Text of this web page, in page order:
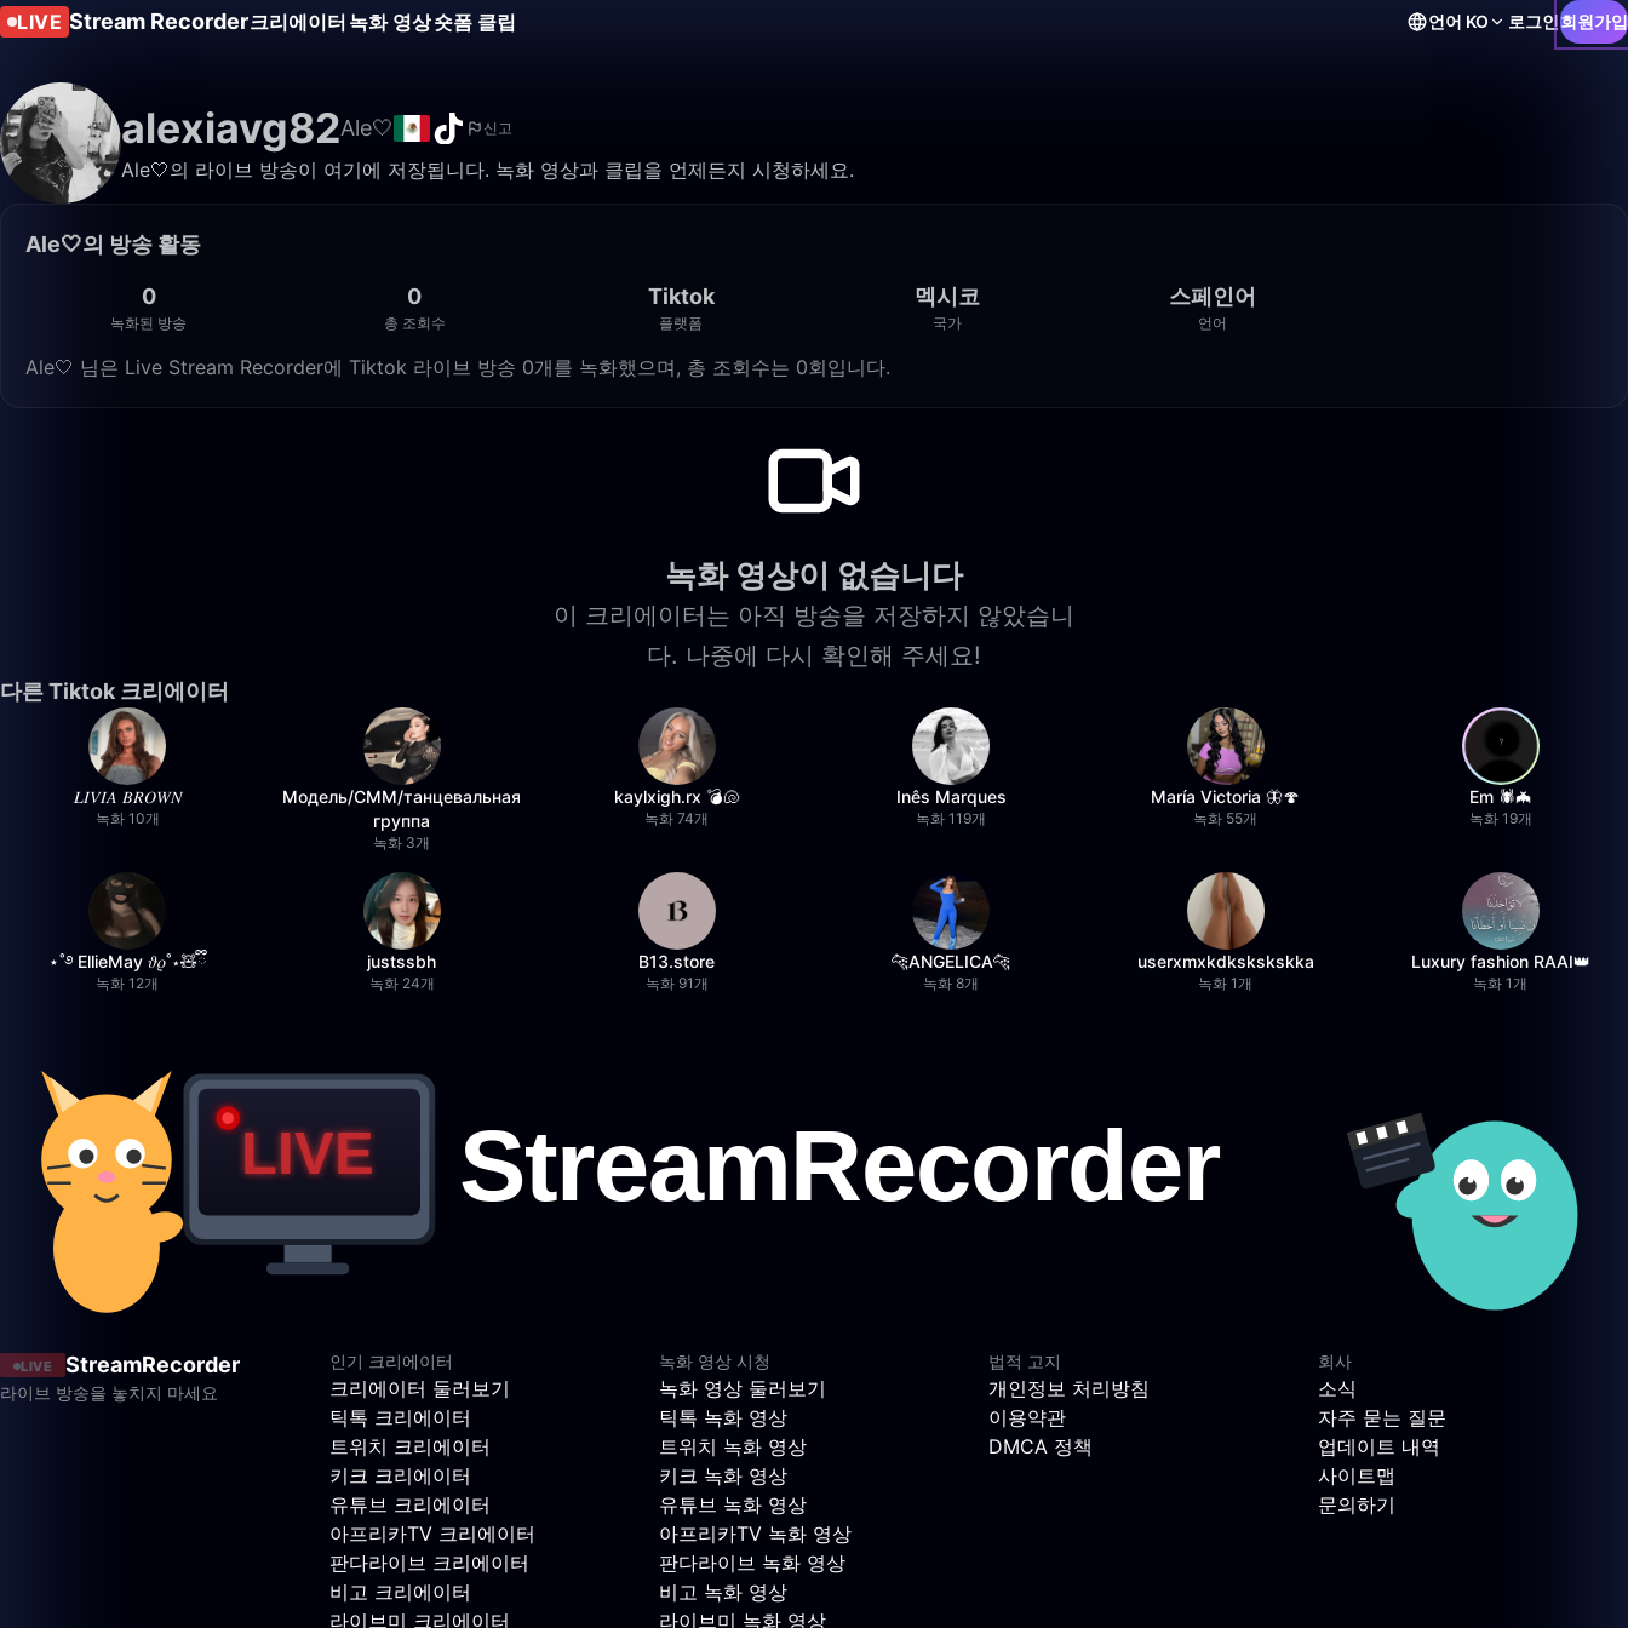
LIVE Stream Recorder크리에이터 녹화 영상숏폼 클립 언어 KO 로그인회원가입
alexiavg82Ale🤍 신고
Ale🤍의 라이브 방송이 여기에 저장됩니다. 녹화 영상과 클립을 언제든지 시청하세요.
Ale🤍의 방송 활동
0
녹화된 방송
0
총 조회수
Tiktok
플랫폼
멕시코
국가
스페인어
언어
Ale🤍 님은 Live Stream Recorder에 Tiktok 라이브 방송 0개를 녹화했으며, 총 조회수는 0회입니다.
녹화 영상이 없습니다
이 크리에이터는 아직 방송을 저장하지 않았습니
다. 나중에 다시 확인해 주세요!
다른 Tiktok 크리에이터
𝐿𝐼𝑉𝐼𝐴 𝐵𝑅𝑂𝑊𝑁
녹화 10개
Модель/СММ/танцевальная
группа
녹화 3개
kaylxigh.rx 💣🐚
녹화 74개
Inês Marques
녹화 119개
María Victoria 🦋🍄
녹화 55개
Em 🕷️🦇
녹화 19개
⋆˚࿔ EllieMay 𝜗𝜚˚⋆🧸ྀི
녹화 12개
justssbh
녹화 24개
B13.store
녹화 91개
🐆ANGELICA🐆
녹화 8개
userxmxkdkskskskka
녹화 1개
Luxury fashion RAAI👑
녹화 1개
LIVE StreamRecorder
라이브 방송을 놓치지 마세요
인기 크리에이터
크리에이터 둘러보기
틱톡 크리에이터
트위치 크리에이터
키크 크리에이터
유튜브 크리에이터
아프리카TV 크리에이터
판다라이브 크리에이터
비고 크리에이터
라이브미 크리에이터
녹화 영상 시청
녹화 영상 둘러보기
틱톡 녹화 영상
트위치 녹화 영상
키크 녹화 영상
유튜브 녹화 영상
아프리카TV 녹화 영상
판다라이브 녹화 영상
비고 녹화 영상
라이브미 녹화 영상
법적 고지
개인정보 처리방침
이용약관
DMCA 정책
회사
소식
자주 묻는 질문
업데이트 내역
사이트맵
문의하기